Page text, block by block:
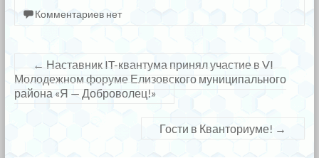
Комментариев нет
← Наставник IT-квантума принял участие в VI
Молодежном форуме Елизовского муниципального
района «Я — Доброволец!»
Гости в Кванториуме! →